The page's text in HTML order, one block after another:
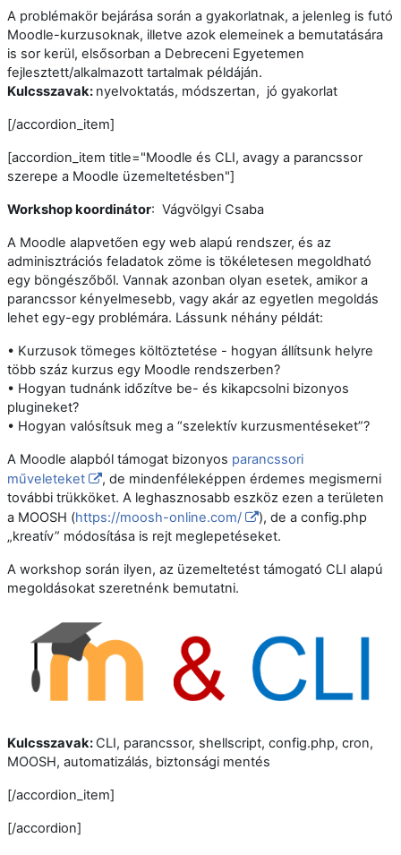
A problémakör bejárása során a gyakorlatnak, a jelenleg is futó
Moodle-kurzusoknak, illetve azok elemeinek a bemutatására
is sor kerül, elsősorban a Debreceni Egyetemen
fejlesztett/alkalmazott tartalmak példáján.
Kulcsszavak: nyelvoktatás, módszertan, jó gyakorlat
[/accordion_item]
[accordion_item title="Moodle és CLI, avagy a parancssor
szerepe a Moodle üzemeltetésben"]
Workshop koordinátor: Vágvölgyi Csaba
A Moodle alapvetően egy web alapú rendszer, és az
adminisztrációs feladatok zöme is tökéletesen megoldható
egy böngészőből. Vannak azonban olyan esetek, amikor a
parancssor kényelmesebb, vagy akár az egyetlen megoldás
lehet egy-egy problémára. Lássunk néhány példát:
• Kurzusok tömeges költöztetése - hogyan állítsunk helyre
több száz kurzus egy Moodle rendszerben?
• Hogyan tudnánk időzítve be- és kikapcsolni bizonyos
plugineket?
• Hogyan valósítsuk meg a “szelektív kurzusmentéseket”?
A Moodle alapból támogat bizonyos parancssori
műveleteket
, de mindenféleképpen érdemes megismerni
további trükköket. A leghasznosabb eszköz ezen a területen
a MOOSH (https://moosh-online.com/
), de a config.php
„kreatív” módosítása is rejt meglepetéseket.
A workshop során ilyen, az üzemeltetést támogató CLI alapú
megoldásokat szeretnénk bemutatni.
Kulcsszavak: CLI, parancssor, shellscript, config.php, cron,
MOOSH, automatizálás, biztonsági mentés
[/accordion_item]
[/accordion]